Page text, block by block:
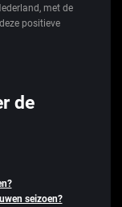
met de
positieve
de
seizoen?